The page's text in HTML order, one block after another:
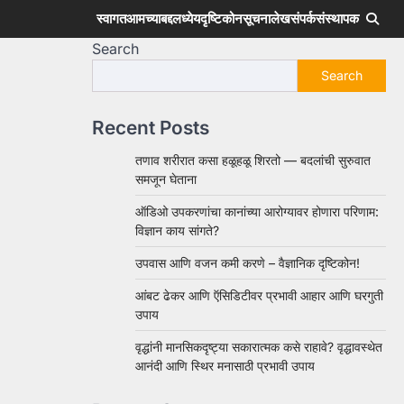
स्वागतआमच्याबद्दलध्येयदृष्टिकोनसूचनालेखसंपर्कसंस्थापक
Search
Search
Recent Posts
तणाव शरीरात कसा हळूहळू शिरतो — बदलांची सुरुवात
समजून घेताना
ऑडिओ उपकरणांचा कानांच्या आरोग्यावर होणारा परिणाम:
विज्ञान काय सांगते?
उपवास आणि वजन कमी करणे – वैज्ञानिक दृष्टिकोन!
आंबट ढेकर आणि ऍसिडिटीवर प्रभावी आहार आणि घरगुती
उपाय
वृद्धांनी मानसिकदृष्ट्या सकारात्मक कसे राहावे? वृद्धावस्थेत
आनंदी आणि स्थिर मनासाठी प्रभावी उपाय